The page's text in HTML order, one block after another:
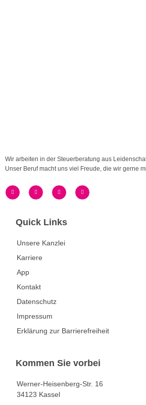
Wir arbeiten in der Steuerberatung aus
Unser Beruf macht uns viel Freude, die wir gerne
Quick Links
Unsere Kanzlei
Karriere
App
Kontakt
Datenschutz
Impressum
Erklärung zur Barrierefreiheit
Kommen Sie vorbei
Werner-Heisenberg-Str. 16
34123 Kassel